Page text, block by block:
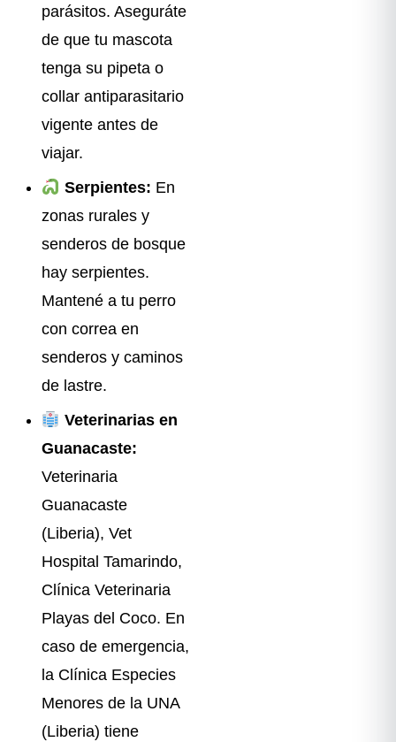
parásitos. Aseguráte
de que tu mascota
tenga su pipeta o
collar antiparasitario
vigente antes de
viajar.
Serpientes: En
zonas rurales y
senderos de bosque
hay serpientes.
Mantené a tu perro
con correa en
senderos y caminos
de lastre.
Veterinarias en
Guanacaste:
Veterinaria
Guanacaste
(Liberia), Vet
Hospital Tamarindo,
Clínica Veterinaria
Playas del Coco. En
caso de emergencia,
la Clínica Especies
Menores de la UNA
(Liberia) tiene